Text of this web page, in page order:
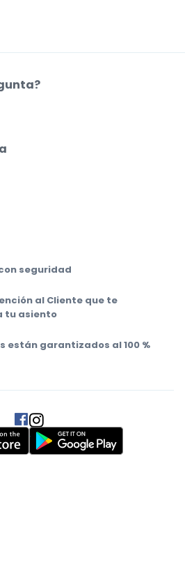
seguridad
al Cliente que te
tu asiento
están garantizados al 100 %
.
.